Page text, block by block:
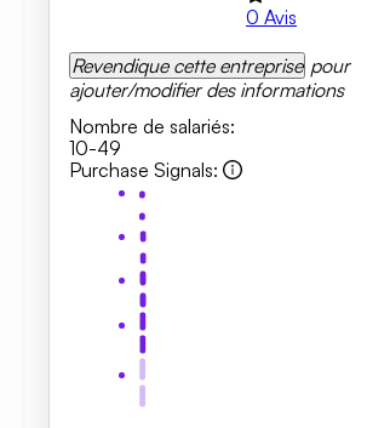
0 Avis
Revendique cette entreprise pour
ajouter/modifier des informations
Nombre de salariés:
10-49
Purchase Signals: